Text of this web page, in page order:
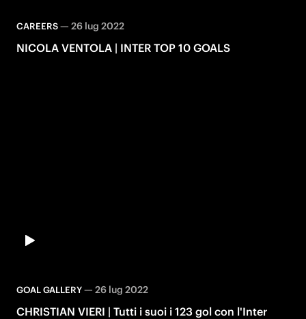
CAREERS— 26 lug 2022
NICOLA VENTOLA | INTER TOP 10 GOALS
GOAL GALLERY— 26 lug 2022
CHRISTIAN VIERI | Tutti i suoi i 123 gol con l'Inter